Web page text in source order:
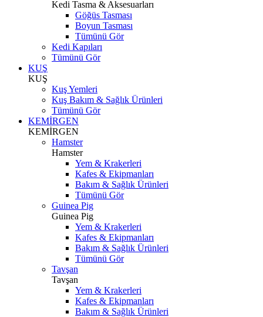
Kedi Tasma & Aksesuarları
Göğüs Tasması
Boyun Tasması
Tümünü Gör
Kedi Kapıları
Tümünü Gör
KUŞ
KUŞ
Kuş Yemleri
Kuş Bakım & Sağlık Ürünleri
Tümünü Gör
KEMİRGEN
KEMİRGEN
Hamster
Hamster
Yem & Krakerleri
Kafes & Ekipmanları
Bakım & Sağlık Ürünleri
Tümünü Gör
Guinea Pig
Guinea Pig
Yem & Krakerleri
Kafes & Ekipmanları
Bakım & Sağlık Ürünleri
Tümünü Gör
Tavşan
Tavşan
Yem & Krakerleri
Kafes & Ekipmanları
Bakım & Sağlık Ürünleri